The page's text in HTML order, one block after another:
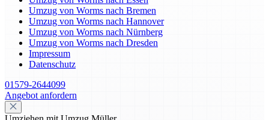
Umzug von Worms nach Bremen
Umzug von Worms nach Hannover
Umzug von Worms nach Nürnberg
Umzug von Worms nach Dresden
Impressum
Datenschutz
01579-2644099
Angebot anfordern